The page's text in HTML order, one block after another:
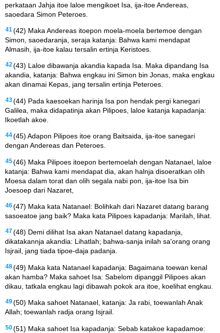
perkataan Jahja itoe laloe mengikoet Isa, ija-itoe Andereas,
saoedara Simon Peteroes.
41 (42) Maka Andereas itoepon moela-moela bertemoe dengan
Simon, saoedaranja, seraja katanja: Bahwa kami mendapat
Almasih, ija-itoe kalau tersalin ertinja Keristoes.
42(43) Laloe dibawanja akandia kapada Isa. Maka dipandang Isa
akandia, katanja: Bahwa engkau ini Simon bin Jonas, maka engkau
akan dinamai Kepas, jang tersalin ertinja Peteroes.
43(44) Pada kaesoekan harinja Isa pon hendak pergi kanegari
Galilea, maka didapatinja akan Pilipoes, laloe katanja kapadanja:
Ikoetlah akoe.
44(45) Adapon Pilipoes itoe orang Baitsaida, ija-itoe sanegari
dengan Andereas dan Peteroes.
45(46) Maka Pilipoes itoepon bertemoelah dengan Natanael, laloe
katanja: Bahwa kami mendapat dia, akan halnja disoeratkan olih
Moesa dalam torat dan olih segala nabi pon, ija-itoe Isa bin
Joesoep dari Nazaret,
46(47) Maka kata Natanael: Bolihkah dari Nazaret datang barang
sasoeatoe jang baik? Maka kata Pilipoes kapadanja: Marilah, lihat.
47 (48) Demi dilihat Isa akan Natanael datang kapadanja,
dikatakannja akandia: Lihatlah; bahwa-sanja inilah sa'orang orang
Isjrail, jang tiada tipoe-daja padanja.
48(49) Maka kata Natanael kapadanja: Bagaimana toewan kenal
akan hamba? Maka sahoet Isa: Sabelom dipanggil Pilipoes akan
dikau, tatkala engkau lagi dibawah pokok ara itoe, koelihat engkau.
49(50) Maka sahoet Natanael, katanja: Ja rabi, toewanlah Anak
Allah; toewanlah radja orang Isjrail.
50(51) Maka sahoet Isa kapadanja: Sebab katakoe kapadamoe: